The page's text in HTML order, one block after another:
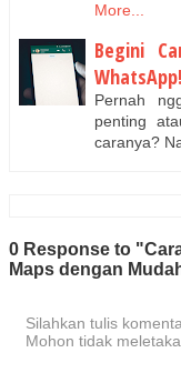
More...
Begini
Pernah
penting
caranya?
0 Response to
Maps dengan
Silahkan tulis
Mohon tidak